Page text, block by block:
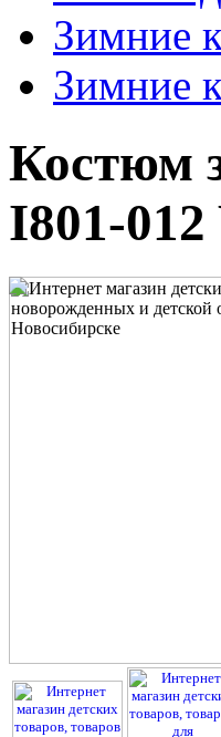
Зимние
Зимние
Костюм
I801-012